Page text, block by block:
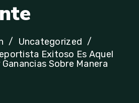
nte
Uncategorized
Exitoso Es Aquel
Sobre Manera